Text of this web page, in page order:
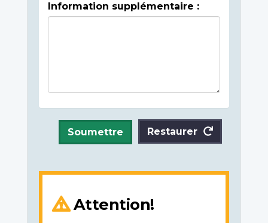
Information supplémentaire :
Soumettre Restaurer
Attention!